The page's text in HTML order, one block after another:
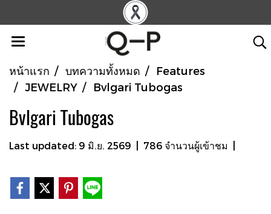
หน้าแรก บทความทั้งหมด
Features
JEWELRY
Bvlgari Tubogas
Bvlgari Tubogas
Last updated: 9 มิ.ย. 2569 786 จำนวนผู้เข้าชม